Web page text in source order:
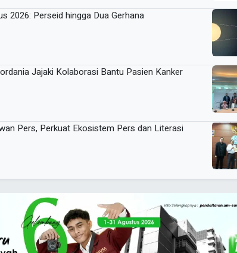
2026: Perseid hingga Dua Gerhana
Jajaki Kolaborasi Bantu Pasien Kanker
Pers, Perkuat Ekosistem Pers dan Literasi